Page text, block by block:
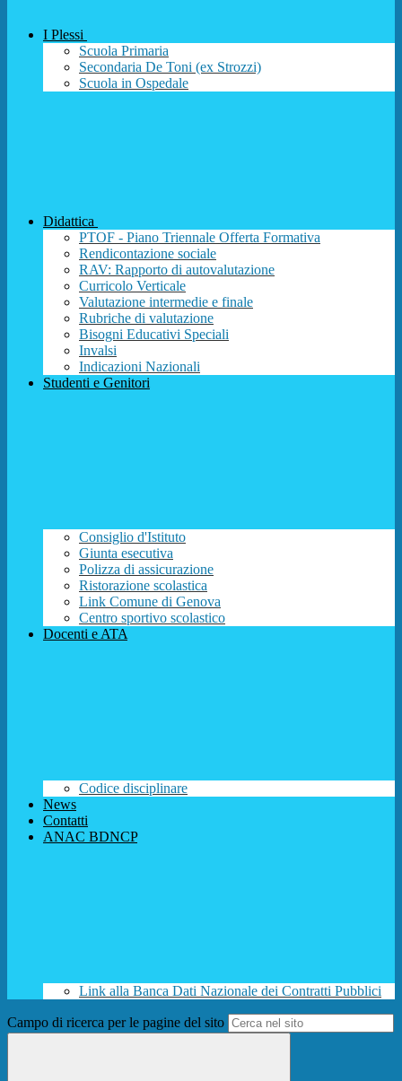
I Plessi
Scuola Primaria
Secondaria De Toni (ex Strozzi)
Scuola in Ospedale
Didattica
PTOF - Piano Triennale Offerta Formativa
Rendicontazione sociale
RAV: Rapporto di autovalutazione
Curricolo Verticale
Valutazione intermedie e finale
Rubriche di valutazione
Bisogni Educativi Speciali
Invalsi
Indicazioni Nazionali
Studenti e Genitori
Consiglio d'Istituto
Giunta esecutiva
Polizza di assicurazione
Ristorazione scolastica
Link Comune di Genova
Centro sportivo scolastico
Docenti e ATA
Codice disciplinare
News
Contatti
ANAC BDNCP
Link alla Banca Dati Nazionale dei Contratti Pubblici
Campo di ricerca per le pagine del sito